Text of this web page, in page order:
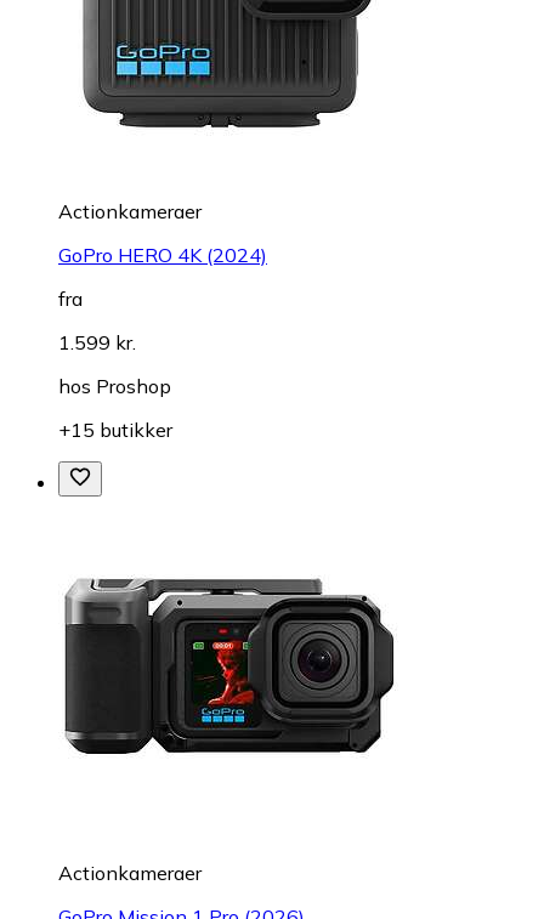
Actionkameraer
GoPro HERO 4K (2024)
fra
1.599 kr.
hos Proshop
+15 butikker
Actionkameraer